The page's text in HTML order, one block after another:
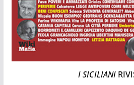
I SICILIANI